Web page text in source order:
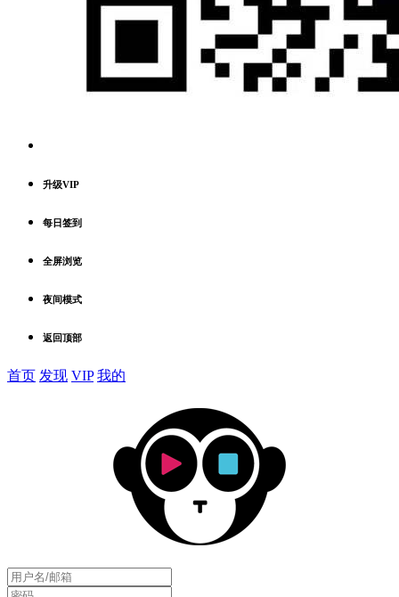
升级VIP
每日签到
全屏浏览
夜间模式
返回顶部
首页 发现 VIP 我的